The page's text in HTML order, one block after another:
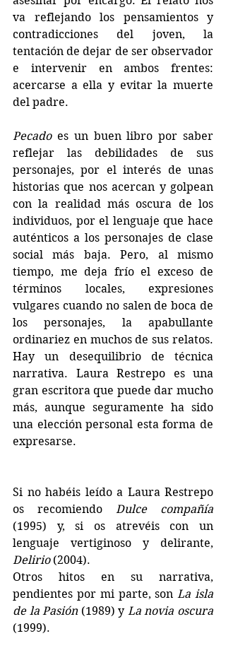
va reflejando los pensamientos y
contradicciones del joven, la
tentación de dejar de ser observador
e intervenir en ambos frentes:
acercarse a ella y evitar la muerte
del padre.
Pecado es un buen libro por saber
reflejar las debilidades de sus
personajes, por el interés de unas
historias que nos acercan y golpean
con la realidad más oscura de los
individuos, por el lenguaje que hace
auténticos a los personajes de clase
social más baja. Pero, al mismo
tiempo, me deja frío el exceso de
términos locales, expresiones
vulgares cuando no salen de boca de
los personajes, la apabullante
ordinariez en muchos de sus relatos.
Hay un desequilibrio de técnica
narrativa. Laura Restrepo es una
gran escritora que puede dar mucho
más, aunque seguramente ha sido
una elección personal esta forma de
expresarse.
Si no habéis leído a Laura Restrepo
os recomiendo
Dulce compañía
(1995) y, si os atrevéis con un
Delirio (2004).
Otros hitos en su narrativa,
pendientes por mi parte, son La isla
de la Pasión (1989) y La novia oscura
(1999).